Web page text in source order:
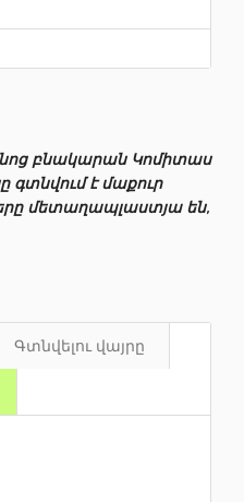
բնակարան Կոմիտաս
գտնվում է մաքուր
մետաղապլաստյա են,
Գտնվելու վայրը